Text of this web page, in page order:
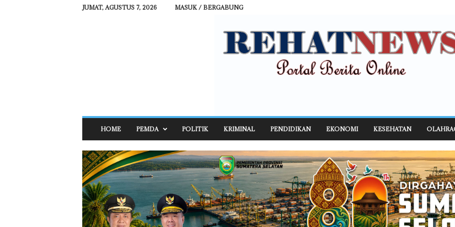
JUMAT, AGUSTUS 7, 2026 MASUK / BERGABUNG
H
A
T
N
E
W
S
HOME PEMDA POLITIK KRIMINAL PENDIDIKAN EKONOMI KESEHATAN